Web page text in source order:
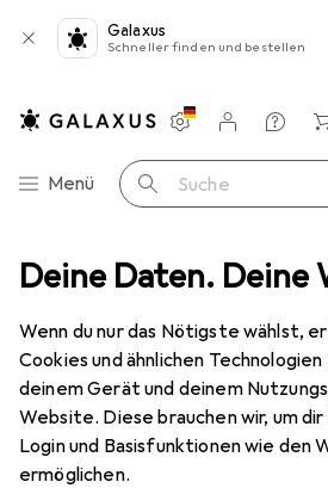
Deine Daten. Deine
Wenn du nur das Nötigste wählst,
Cookies und ähnlichen
deinem Gerät und deinem
Website. Diese brauchen wir, um dir
Login und Basisfunktionen wie den
ermöglichen.
Galaxus
Schneller finden und bestellen
Navigation nach Kategorien
Menü Suche
Einstellungen
Kundenkonto
Vergleichslisten
Merklisten
Warenkorb
Outdoorhose Maier
7 Bilder
Maier SportsInara Slim
4XL, 50, 5XL